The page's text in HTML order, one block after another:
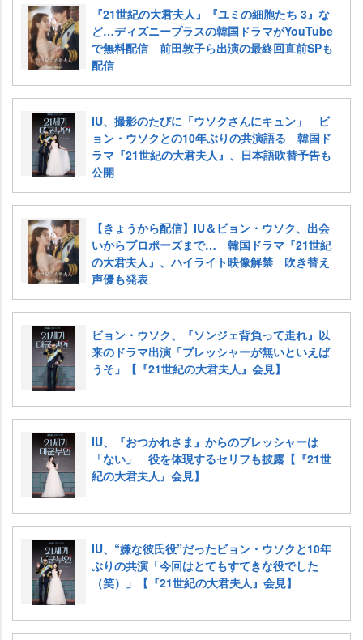
『21世紀の大君夫人』『ユミの細胞たち 3』な
ど…ディズニープラスの韓国ドラマがYouTube
で無料配信 前田敦子ら出演の最終回直前SPも
配信
IU、撮影のたびに「ウソクさんにキュン」 ビ
ョン・ウソクとの10年ぶりの共演語る 韓国ド
ラマ『21世紀の大君夫人』、日本語吹替予告も
公開
【きょうから配信】IU＆ビョン・ウソク、出会
いからプロポーズまで… 韓国ドラマ『21世紀
の大君夫人』、ハイライト映像解禁 吹き替え
声優も発表
ビョン・ウソク、『ソンジェ背負って走れ』以
来のドラマ出演「プレッシャーが無いといえば
うそ」【『21世紀の大君夫人』会見】
IU、『おつかれさま』からのプレッシャーは
「ない」 役を体現するセリフも披露【『21世
紀の大君夫人』会見】
IU、“嫌な彼氏役”だったビョン・ウソクと10年
ぶりの共演「今回はとてもすてきな役でした
（笑）」【『21世紀の大君夫人』会見】